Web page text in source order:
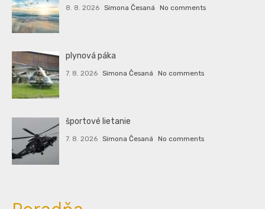
8. 8. 2026 Simona Česaná No comments
plynová páka
7. 8. 2026 Simona Česaná No comments
športové lietanie
7. 8. 2026 Simona Česaná No comments